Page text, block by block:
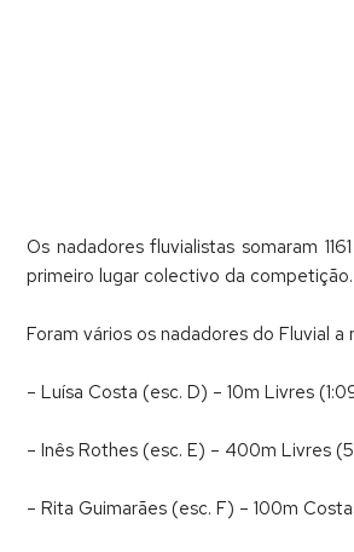
Os nadadores fluvialistas somaram
primeiro lugar colectivo da competição.
Foram vários os nadadores do Fluvial
– Luísa Costa (esc. D) – 10m Livres
– Inês Rothes (esc. E) – 400m Livres
– Rita Guimarães (esc. F) – 100m